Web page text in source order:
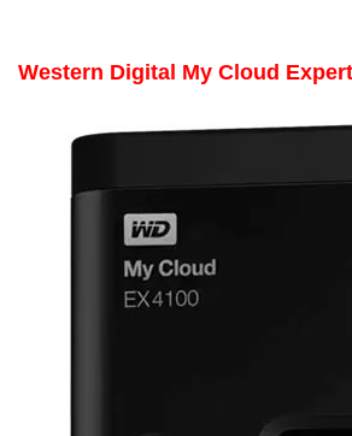
Western Digital My Cloud